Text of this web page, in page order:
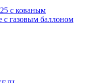
с кованым
с газовым баллоном